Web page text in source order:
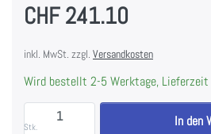
CHF 241.10
inkl. MwSt. zzgl. Versandkosten
Wird bestellt 2-5 Werktage, Lieferzeit
Stk.
MIELE GUARD S1
In den